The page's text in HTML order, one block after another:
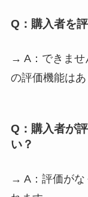
Q：購入者を
→ A：できませ
の評価機能はあ
Q：購入者が
い？
→ A：評価がな